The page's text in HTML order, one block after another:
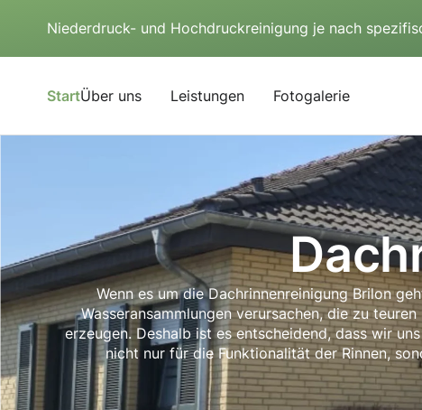
Niederdruck- und Hochdruckreinigung je nach
StartÜber uns Leistungen Fotogalerie
Wenn es um die Dachrinnenreinigung Brilon
Wasseransammlungen verursachen, die zu
erzeugen. Deshalb ist es entscheidend, dass wir
nicht nur für die Funktionalität der Rinnen,